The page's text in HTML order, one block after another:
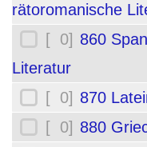
rätoromanische
[ 0] 860
Literatur
[ 0] 870
[ 0] 880